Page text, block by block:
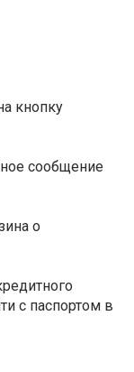
кнопку
сообщение
о
с паспортом в